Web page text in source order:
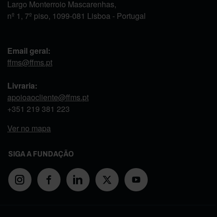
Largo Monterroio Mascarenhas,
nº 1, 7º piso, 1099-081 Lisboa - Portugal
Email geral:
ffms@ffms.pt
Livraria:
apoioaocliente@ffms.pt
+351 219 381 223
Ver no mapa
SIGA A FUNDAÇÃO